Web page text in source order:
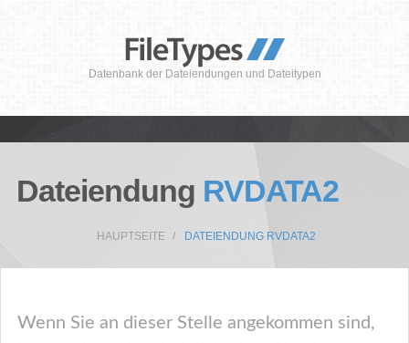
Datenbank der Dateiendungen und Dateitypen
Dateiendung RVDATA2
HAUPTSEITE DATEIENDUNG RVDATA2
Wenn Sie an dieser Stelle angekommen sind,